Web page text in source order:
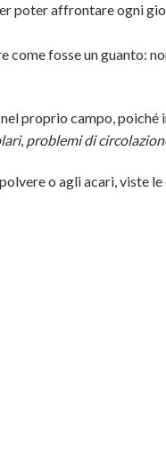
poter affrontare ogni
fosse un guanto:
proprio campo, poiché
, problemi di
o agli acari, viste